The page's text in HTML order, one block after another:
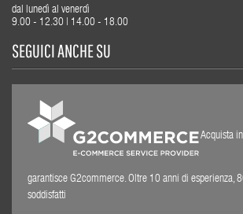
dal lunedì al venerdì
9.00 - 12.30 | 14.00 - 18.00
SEGUICI ANCHE SU
Acquista
garantisce G2commerce. Oltre 10 anni di esperienza,
soddisfatti